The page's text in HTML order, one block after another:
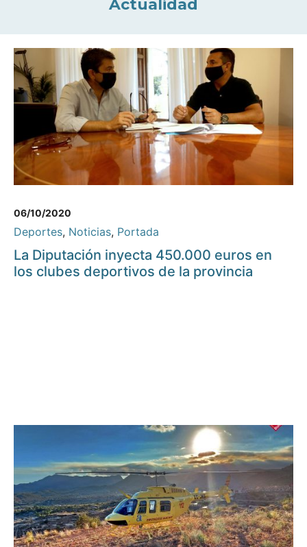
Actualidad
06/10/2020
Deportes, Noticias, Portada
La Diputación inyecta 450.000 euros en
los clubes deportivos de la provincia